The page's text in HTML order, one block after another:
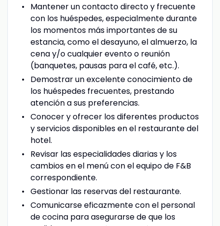
Mantener un contacto directo y frecuente
con los huéspedes, especialmente durante
los momentos más importantes de su
estancia, como el desayuno, el almuerzo, la
cena y/o cualquier evento o reunión
(banquetes, pausas para el café, etc.).
Demostrar un excelente conocimiento de
los huéspedes frecuentes, prestando
atención a sus preferencias.
Conocer y ofrecer los diferentes productos
y servicios disponibles en el restaurante del
hotel.
Revisar las especialidades diarias y los
cambios en el menú con el equipo de F&B
correspondiente.
Gestionar las reservas del restaurante.
Comunicarse eficazmente con el personal
de cocina para asegurarse de que los